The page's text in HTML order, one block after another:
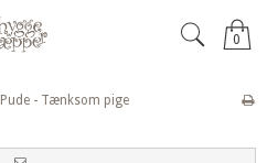
0
Pude - Tænksom pige